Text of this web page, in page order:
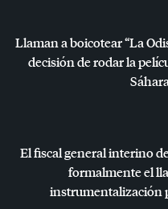
Llaman a boicotear “La
decisión de rodar la
El fiscal general interino
formalmente el
instrumentalización